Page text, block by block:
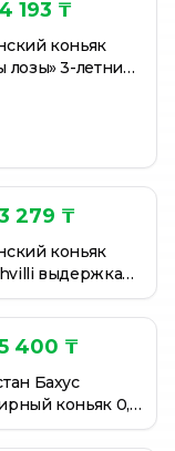
4 193 ₸
коньяк
лозы» 3-летний
279 ₸
коньяк
выдержка
5 лет 0.5 л.
400 ₸
Бахус
коньяк 0,5
в коробке